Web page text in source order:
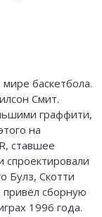
баскетбола.
Смит.
граффити,
на
ставшее
спроектировали
Булз, Скотти
сборную
1996 года.